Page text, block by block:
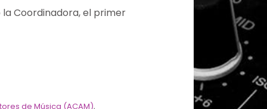
Coordinadora, el primer
de Música (ACAM),